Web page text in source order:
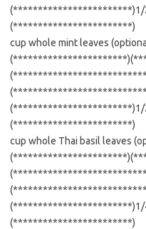
(************************)
cup whole mint leaves
(************************)
cup whole Thai basil
(************************)